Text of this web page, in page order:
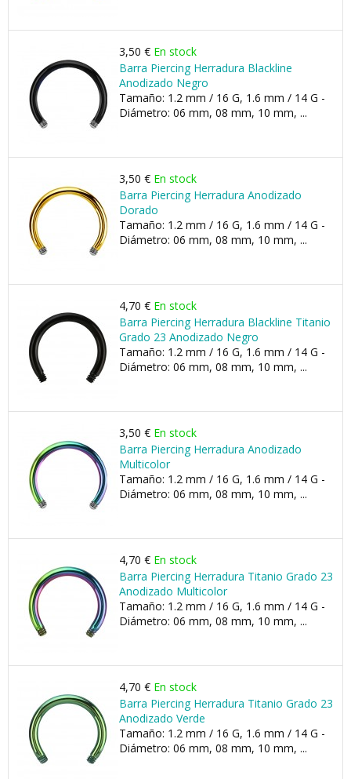
3,50 € En stock
Barra Piercing Herradura Blackline
Anodizado Negro
Tamaño: 1.2 mm / 16 G, 1.6 mm / 14 G -
Diámetro: 06 mm, 08 mm, 10 mm, ...
3,50 € En stock
Barra Piercing Herradura Anodizado
Dorado
Tamaño: 1.2 mm / 16 G, 1.6 mm / 14 G -
Diámetro: 06 mm, 08 mm, 10 mm, ...
4,70 € En stock
Barra Piercing Herradura Blackline Titanio
Grado 23 Anodizado Negro
Tamaño: 1.2 mm / 16 G, 1.6 mm / 14 G -
Diámetro: 06 mm, 08 mm, 10 mm, ...
3,50 € En stock
Barra Piercing Herradura Anodizado
Multicolor
Tamaño: 1.2 mm / 16 G, 1.6 mm / 14 G -
Diámetro: 06 mm, 08 mm, 10 mm, ...
4,70 € En stock
Barra Piercing Herradura Titanio Grado 23
Anodizado Multicolor
Tamaño: 1.2 mm / 16 G, 1.6 mm / 14 G -
Diámetro: 06 mm, 08 mm, 10 mm, ...
4,70 € En stock
Barra Piercing Herradura Titanio Grado 23
Anodizado Verde
Tamaño: 1.2 mm / 16 G, 1.6 mm / 14 G -
Diámetro: 06 mm, 08 mm, 10 mm, ...